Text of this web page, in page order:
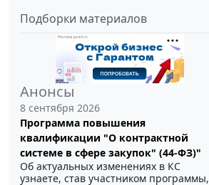
Подборки материалов
Анонсы
8 сентября 2026
Программа повышения
квалификации "О контрактной
системе в сфере закупок" (44-ФЗ)"
Об актуальных изменениях в КС
узнаете, став участником программы,